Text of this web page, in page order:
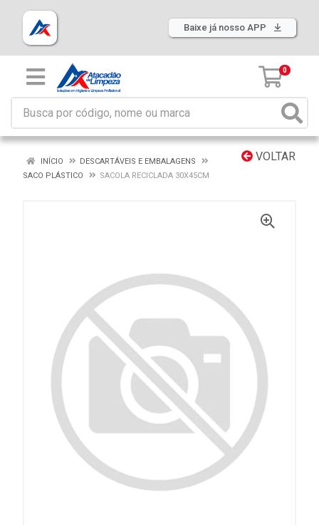
Baixe já nosso APP
0
VOLTAR
INÍCIO
DESCARTÁVEIS E EMBALAGENS
SACO PLÁSTICO
SACOLA RECICLADA 30X45CM